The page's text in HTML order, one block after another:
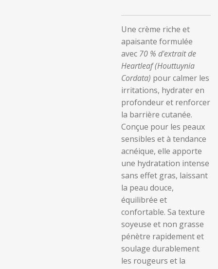
Une crème riche et
apaisante formulée
avec 70 % d'extrait de
Heartleaf (Houttuynia
Cordata) pour calmer les
irritations, hydrater en
profondeur et renforcer
la barrière cutanée.
Conçue pour les peaux
sensibles et à tendance
acnéique, elle apporte
une hydratation intense
sans effet gras, laissant
la peau douce,
équilibrée et
confortable. Sa texture
soyeuse et non grasse
pénètre rapidement et
soulage durablement
les rougeurs et la